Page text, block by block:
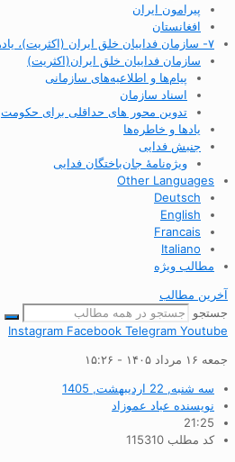
پیرامون ایران
افغانستان
۷- سازمان فداییان خلق ایران (اکثریت)، یادها و خاطره ها، کتابخانه مجازی
سازمان فداییان خلق ایران(اکثریت)
پیام‌ها و اطلاعیه‌های سازمانی
اسناد سازمان
تدوین محور های حداقلی برای حکومت
یادها و خاطره‌ها
جنبش فدایی
ویژه‌نامهٔ جان‌باختگان فدایی
Other Languages
Deutsch
English
Francais
Italiano
مطالب ویژه
آخرین مطالب
جستجو
Instagram Facebook Telegram Youtube
جمعه ۱۶ مرداد ۱۴۰۵ - ۱۵:۲۶
سه شنبه, 22 اردیبهشت, 1405
نویسنده عباد عموزاد
21:25
کد مطلب 115310